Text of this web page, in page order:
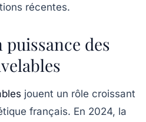
récentes.
des
jouent un rôle croissant
français. En 2024, la